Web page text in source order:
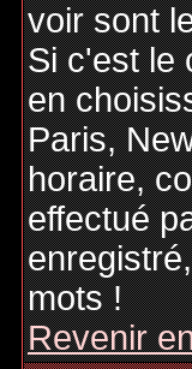
voir sont
Si c'est le
en
Paris,
horaire,
effectué
mots !
Revenir